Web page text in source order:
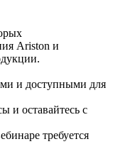
Ariston и
и доступными для
и оставайтесь с
требуется